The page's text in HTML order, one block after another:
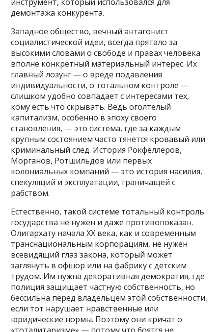
демонтажа конкурента.
Западное общество, вечный антагонист
социалистической идеи, всегда прятало за
высокими словами о свободе и правах человека
вполне конкретный материальный интерес. Их
главный лозунг — о вреде подавления
индивидуальности, о тотальном контроле —
слишком удобно совпадает с интересами тех,
кому есть что скрывать. Ведь оголтелый
капитализм, особенно в эпоху своего
становления, — это система, где за каждым
крупным состоянием часто тянется кровавый или
криминальный след. История Рокфеллеров,
Морганов, Ротшильдов или первых
колониальных компаний — это история насилия,
спекуляций и эксплуатации, граничащей с
рабством.
Естественно, такой системе тотальный контроль
государства не нужен и даже противопоказан.
Олигархату начала XX века, как и современным
транснациональным корпорациям, не нужен
всевидящий глаз закона, который может
заглянуть в офшор или на фабрику с детским
трудом. Им нужна декоративная демократия, где
полиция защищает частную собственность, но
бессильна перед владельцем этой собственности,
если тот нарушает нравственные или
юридические нормы. Поэтому они кричат о
«тоталитаризме» — потому что боятся не